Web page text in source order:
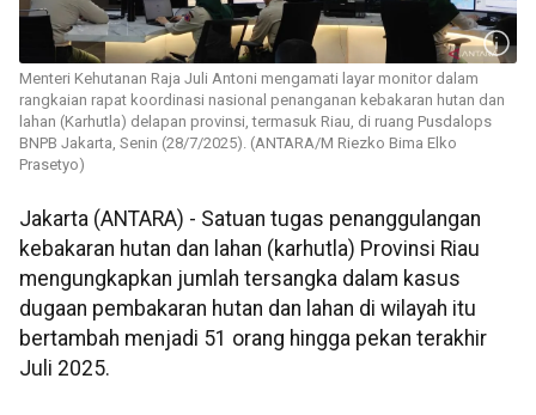
Menteri Kehutanan Raja Juli Antoni mengamati layar monitor dalam
rangkaian rapat koordinasi nasional penanganan kebakaran hutan dan
lahan (Karhutla) delapan provinsi, termasuk Riau, di ruang Pusdalops
BNPB Jakarta, Senin (28/7/2025). (ANTARA/M Riezko Bima Elko
Prasetyo)
Jakarta (ANTARA) - Satuan tugas penanggulangan
kebakaran hutan dan lahan (karhutla) Provinsi Riau
mengungkapkan jumlah tersangka dalam kasus
dugaan pembakaran hutan dan lahan di wilayah itu
bertambah menjadi 51 orang hingga pekan terakhir
Juli 2025.